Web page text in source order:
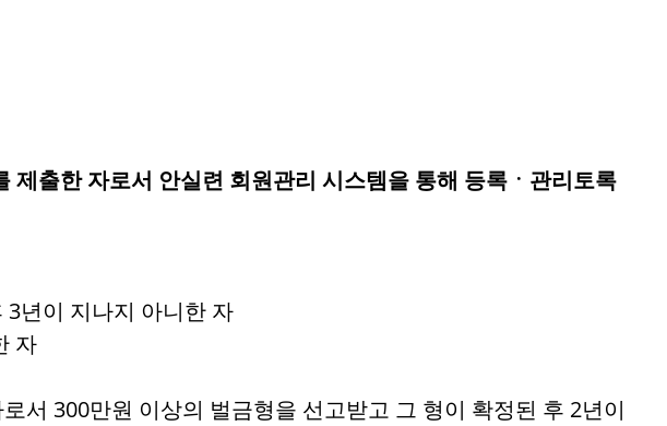
출한 자로서 안실련 회원관리 시스템을 통해 등록ㆍ관리토록
년이 지나지 아니한 자
자
서 300만원 이상의 벌금형을 선고받고 그 형이 확정된 후 2년이